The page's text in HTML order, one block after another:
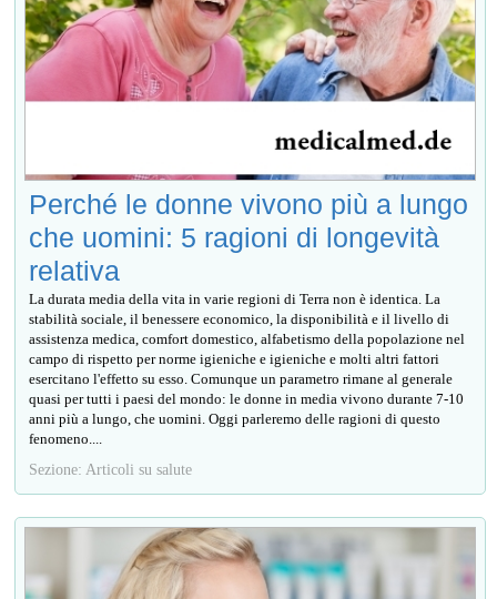
Perché le donne vivono più a lungo
che uomini: 5 ragioni di longevità
relativa
La durata media della vita in varie regioni di Terra non è identica. La
stabilità sociale, il benessere economico, la disponibilità e il livello di
assistenza medica, comfort domestico, alfabetismo della popolazione nel
campo di rispetto per norme igieniche e igieniche e molti altri fattori
esercitano l'effetto su esso. Comunque un parametro rimane al generale
quasi per tutti i paesi del mondo: le donne in media vivono durante 7-10
anni più a lungo, che uomini. Oggi parleremo delle ragioni di questo
fenomeno....
Sezione: Articoli su salute